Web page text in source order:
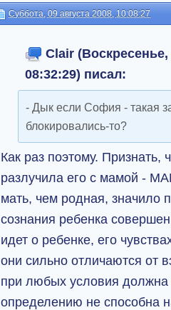
Суббота, 09 августа 2008, 10:08:27
Clair
08:32:29) писал:
- Дык если София - такая
блокировались-то?
Как раз поэтому. Признать,
разлучила его с мамой -
мать, чем родная, значило
сознания ребенка
идет о ребенке, его
они сильно отличаются от
при любых условия
определению не способна